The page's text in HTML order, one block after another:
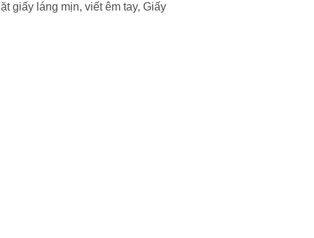
giấy láng mịn, viết êm tay, Giấy